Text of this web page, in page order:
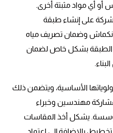
أو أي مواد مثبتة أخرى.
على إنشاء طبقة
وضمان تصريف مياه
الطبقة بشكل خاص لضمان
الأساسية، ويتضمن ذلك
مهندسين وخبراء
يشكل أخذ المقاسات
بالإضافة إلى اعتماد